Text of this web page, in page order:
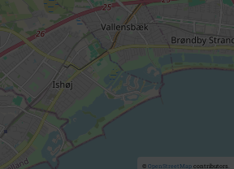
© OpenStreetMapcontributors.